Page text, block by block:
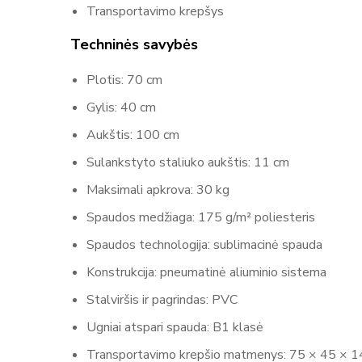
Transportavimo krepšys
Techninės savybės
Plotis: 70 cm
Gylis: 40 cm
Aukštis: 100 cm
Sulankstyto staliuko aukštis: 11 cm
Maksimali apkrova: 30 kg
Spaudos medžiaga: 175 g/m² poliesteris
Spaudos technologija: sublimacinė spauda
Konstrukcija: pneumatinė aliuminio sistema
Stalviršis ir pagrindas: PVC
Ugniai atspari spauda: B1 klasė
Transportavimo krepšio matmenys: 75 × 45 ×